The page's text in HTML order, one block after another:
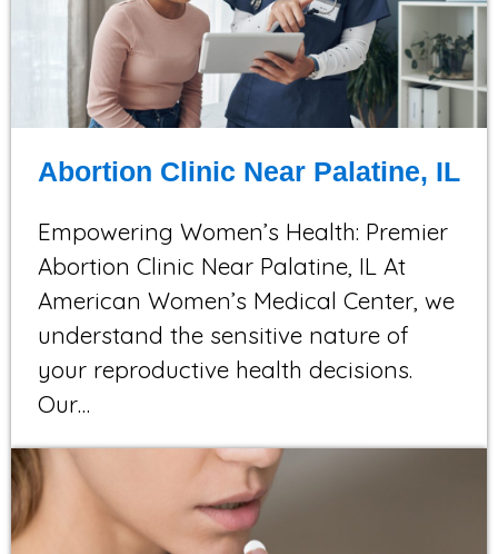
Abortion Clinic Near Palatine, IL
Empowering Women’s Health: Premier
Abortion Clinic Near Palatine, IL At
American Women’s Medical Center, we
understand the sensitive nature of
your reproductive health decisions.
Our…